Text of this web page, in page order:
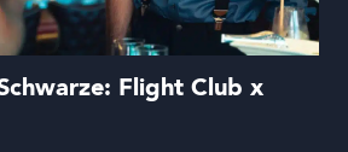
Flight Club x